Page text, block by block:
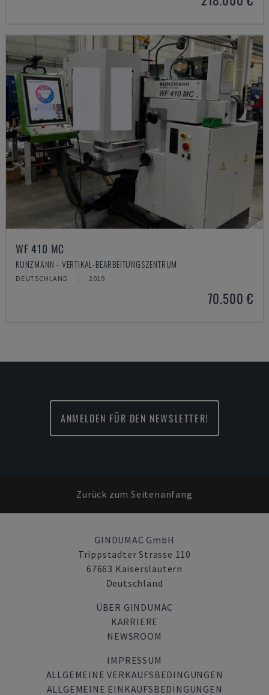
WF 410 MC
KUNZMANN - VERTIKAL-BEARBEITUNGSZENTRUM
DEUTSCHLAND 2019
70.500 €
ANMELDEN FÜR DEN NEWSLETTER!
Zurück zum Seitenanfang
GINDUMAC GmbH
Trippstadter Strasse 110
67663 Kaiserslautern
Deutschland
ÜBER GINDUMAC
KARRIERE
NEWSROOM
IMPRESSUM
ALLGEMEINE VERKAUFSBEDINGUNGEN
ALLGEMEINE EINKAUFSBEDINGUNGEN